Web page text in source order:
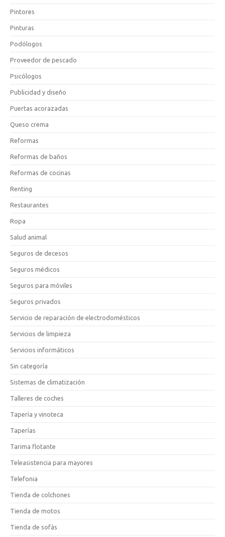
Pintores
Pinturas
Podólogos
Proveedor de pescado
Psicólogos
Publicidad y diseño
Puertas acorazadas
Queso crema
Reformas
Reformas de baños
Reformas de cocinas
Renting
Restaurantes
Ropa
Salud animal
Seguros de decesos
Seguros médicos
Seguros para móviles
Seguros privados
Servicio de reparación de electrodomésticos
Servicios de limpieza
Servicios informáticos
Sin categoría
Sistemas de climatización
Talleres de coches
Tapería y vinoteca
Taperías
Tarima flotante
Teleasistencia para mayores
Telefonia
Tienda de colchones
Tienda de motos
Tienda de sofás